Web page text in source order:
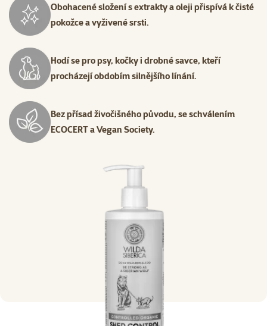
Obohacené složení s extrakty a oleji přispívá k čisté
pokožce a vyživené srsti.
Hodí se pro psy, kočky i drobné savce, kteří
procházejí obdobím silnějšího línání.
Bez přísad živočišného původu, se schválením
ECOCERT a Vegan Society.